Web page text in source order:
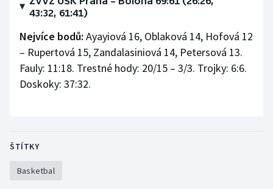
43:32, 61:41)
Nejvíce bodů: Ayayiová 16, Oblaková 14, Hofová 12
– Rupertová 15, Zandalasiniová 14, Petersová 13.
Fauly: 11:18. Trestné hody: 20/15 – 3/3. Trojky: 6:6.
Doskoky: 37:32.
ŠTÍTKY
Basketbal